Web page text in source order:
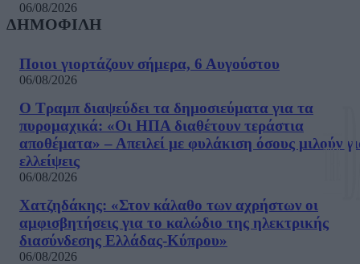
06/08/2026
ΔΗΜΟΦΙΛΗ
Ποιοι γιορτάζουν σήμερα, 6 Αυγούστου
06/08/2026
Ο Τραμπ διαψεύδει τα δημοσιεύματα για τα
πυρομαχικά: «Οι ΗΠΑ διαθέτουν τεράστια
αποθέματα» – Απειλεί με φυλάκιση όσους μιλούν
ελλείψεις
06/08/2026
Χατζηδάκης: «Στον κάλαθο των αχρήστων οι
αμφισβητήσεις για το καλώδιο της ηλεκτρικής
διασύνδεσης Ελλάδας-Κύπρου»
06/08/2026